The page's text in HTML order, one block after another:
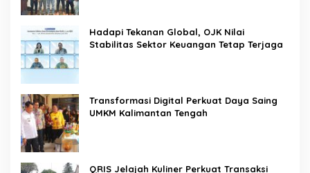
Hadapi Tekanan Global, OJK Nilai
Stabilitas Sektor Keuangan Tetap Terjaga
Transformasi Digital Perkuat Daya Saing
UMKM Kalimantan Tengah
QRIS Jelajah Kuliner Perkuat Transaksi